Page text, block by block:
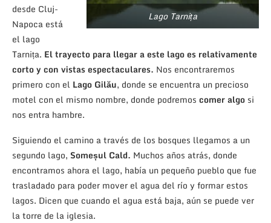
Lago Tarnița
desde Cluj-
Napoca está
el lago
Tarnița. El trayecto para llegar a este lago es relativamente
corto y con vistas espectaculares. Nos encontraremos
primero con el Lago Gilău, donde se encuentra un precioso
motel con el mismo nombre, donde podremos comer algo si
nos entra hambre.
Siguiendo el camino a través de los bosques llegamos a un
segundo lago, Someșul Cald. Muchos años atrás, donde
encontramos ahora el lago, había un pequeño pueblo que fue
trasladado para poder mover el agua del río y formar estos
lagos. Dicen que cuando el agua está baja, aún se puede ver
la torre de la iglesia.